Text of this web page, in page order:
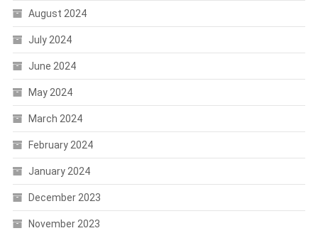
August 2024
July 2024
June 2024
May 2024
March 2024
February 2024
January 2024
December 2023
November 2023